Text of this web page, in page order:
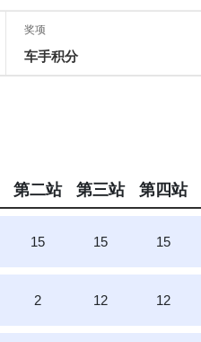
奖项
车手积分
第二站 第三站 第四站
15 15 15
2 12 12